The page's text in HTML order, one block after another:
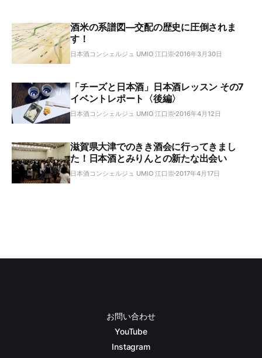
酒米の系譜図―交配の歴史に圧倒されま
す！
日本酒コンシェルジュ UMIO 江口崇 2016年3月30日
「チーズと日本酒」日本酒レッスン その7
イベントレポート〈後編〉
日本酒コンシェルジュ UMIO 江口崇 2016年4月12日
滋賀県大津でのきき酒会に行ってきまし
た！日本酒とみりんとの新たな出会い
日本酒コンシェルジュ UMIO 江口崇 2017年4月17日
お問い合わせ
YouTube
Instagram